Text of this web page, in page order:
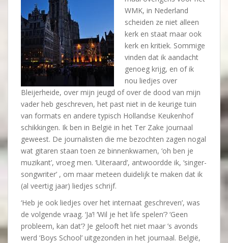
WMK, in Nederland
scheiden ze niet alleen
kerk en staat maar ook
kerk en kritiek. Sommige
vinden dat ik aandacht
genoeg krijg, en of ik
nou liedjes over
Bleijerheide, over mijn jeugd of over de dood van mijn
vader heb geschreven, het past niet in de keurige tuin
van formats en andere typisch Hollandse Keukenhof
schikkingen. Ik ben in België in het Ter Zake journaal
geweest. De journalisten die me bezochten zagen nogal
wat gitaren staan toen ze binnenkwamen, ‘oh ben je
muzikant’, vroeg men. ‘Uiteraard’, antwoordde ik, ‘singer-
songwriter’ , om maar meteen duidelijk te maken dat ik
(al veertig jaar) liedjes schrijf.
‘Heb je ook liedjes over het internaat geschreven’, was
de volgende vraag. ‘Ja’! ‘Wil je het life spelen’? ‘Geen
probleem, kan dat’? Je gelooft het niet maar ’s avonds
werd ‘Boys School’ uitgezonden in het journaal. België,